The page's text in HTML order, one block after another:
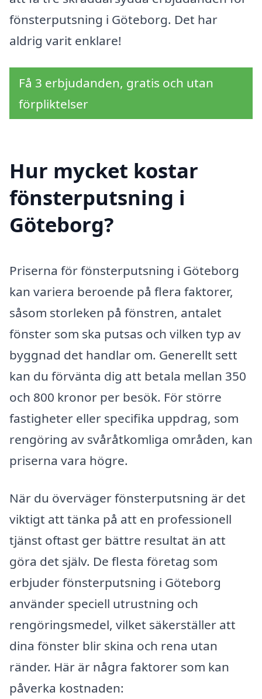
fönsterputsning i Göteborg. Det har
aldrig varit enklare!
Få 3 erbjudanden, gratis och utan
förpliktelser
Hur mycket kostar
fönsterputsning i
Göteborg?
Priserna för fönsterputsning i Göteborg
kan variera beroende på flera faktorer,
såsom storleken på fönstren, antalet
fönster som ska putsas och vilken typ av
byggnad det handlar om. Generellt sett
kan du förvänta dig att betala mellan 350
och 800 kronor per besök. För större
fastigheter eller specifika uppdrag, som
rengöring av svåråtkomliga områden, kan
priserna vara högre.
När du överväger fönsterputsning är det
viktigt att tänka på att en professionell
tjänst oftast ger bättre resultat än att
göra det själv. De flesta företag som
erbjuder fönsterputsning i Göteborg
använder speciell utrustning och
rengöringsmedel, vilket säkerställer att
dina fönster blir skina och rena utan
ränder. Här är några faktorer som kan
påverka kostnaden: